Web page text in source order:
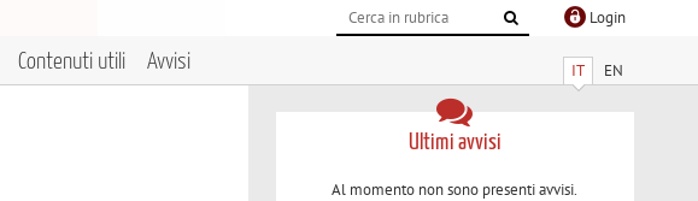
Login
IT EN
Contenuti utili Avvisi
Ultimi avvisi
Al momento non sono presenti avvisi.